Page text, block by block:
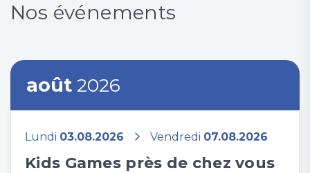
Nos événements
août 2026
Lundi 03.08.2026 Vendredi 07.08.2026
Kids Games près de chez vous